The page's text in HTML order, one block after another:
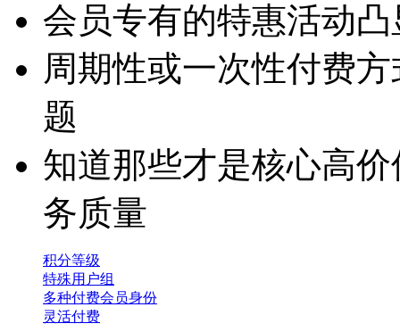
会员专有的特惠活动
周期性或一次性付费
题
知道那些才是核心高
务质量
积分等级
特殊用户组
多种付费会员身份
灵活付费